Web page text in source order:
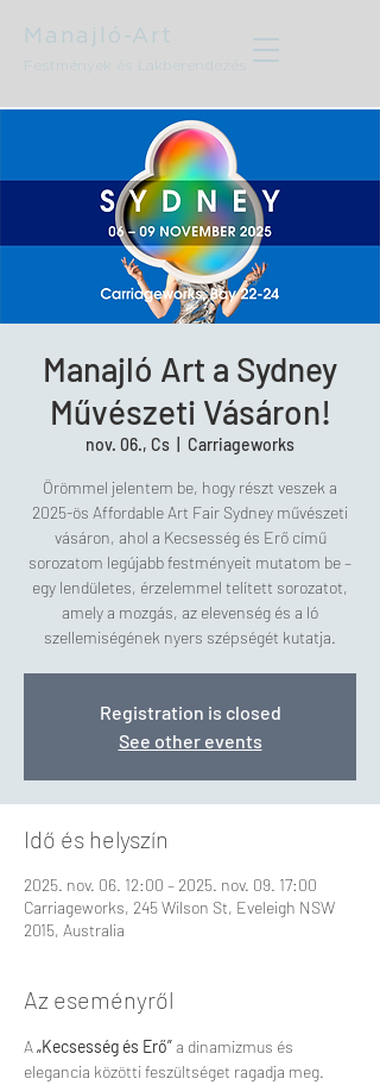
Manajló-Art
Festmények és Lakberendezés
Manajló Art a Sydney
Művészeti Vásáron!
nov. 06., Cs Carriageworks
Örömmel jelentem be, hogy részt veszek a
2025-ös Affordable Art Fair Sydney művészeti
vásáron, ahol a Kecsesség és Erő című
sorozatom legújabb festményeit mutatom be –
egy lendületes, érzelemmel telített sorozatot,
amely a mozgás, az elevenség és a ló
szellemiségének nyers szépségét kutatja.
Registration is closed
See other events
Idő és helyszín
2025. nov. 06. 12:00 – 2025. nov. 09. 17:00
Carriageworks, 245 Wilson St, Eveleigh NSW
2015, Australia
Az eseményről
A „Kecsesség és Erő” a dinamizmus és
elegancia közötti feszültséget ragadja meg.